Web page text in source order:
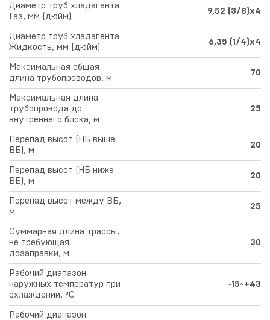
Диаметр труб хладагента
Газ, мм (дюйм)
9,52 (3/8)х4
Диаметр труб хладагента
Жидкость, мм (дюйм)
6,35 (1/4)х4
Максимальная общая
длина трубопроводов, м
70
Максимальная длина
трубопровода до
внутреннего блока, м
25
Перепад высот (НБ выше
ВБ), м
20
Перепад высот (НБ ниже
ВБ), м
20
Перепад высот между ВБ,
м
25
Суммарная длина трассы,
не требующая
дозаправки, м
30
Рабочий диапазон
наружных температур при
охлаждении, °С
‑15~+43
Рабочий диапазон